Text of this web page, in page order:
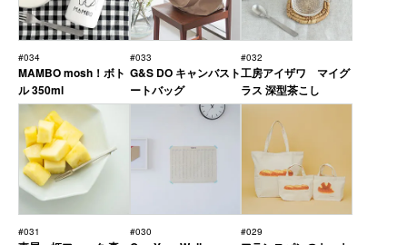
#034
MAMBO mosh！ボト
ル 350ml
#033
G&S DO キャンバスト
ートバッグ
#032
工房アイザワ マイグ
ラス 深型茶こし
#031 #030 #029